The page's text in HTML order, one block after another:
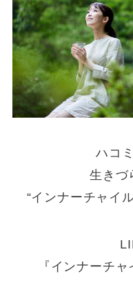
ハコ
生きづ
“インナーチャイ
『インナーチ